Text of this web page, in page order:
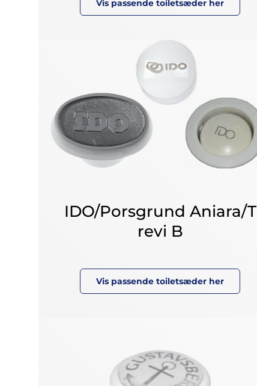
Vis passende toiletsæder her
IDO/Porsgrund Aniara/T
revi B
Vis passende toiletsæder her